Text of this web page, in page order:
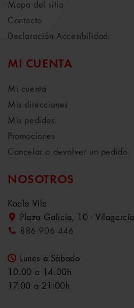
Mapa del sitio
Contacto
Declaración Accesibilidad
MI CUENTA
Mi cuenta
Mis direcciones
Mis pedidos
Promociones
Cancelar o devolver un pedido
NOSOTROS
Koala Vila
Plaza Galicia, 10 - Vilagarcía
886 906 446
Lunes a Sábado
10:00 a 14:00h
17:00 a 21:00h